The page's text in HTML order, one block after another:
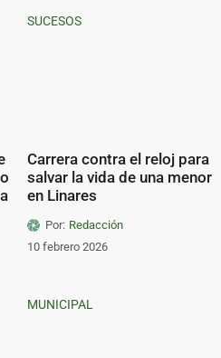
SUCESOS
Carrera contra el reloj para
salvar la vida de una menor
en Linares
Por: Redacción
10 febrero 2026
MUNICIPAL